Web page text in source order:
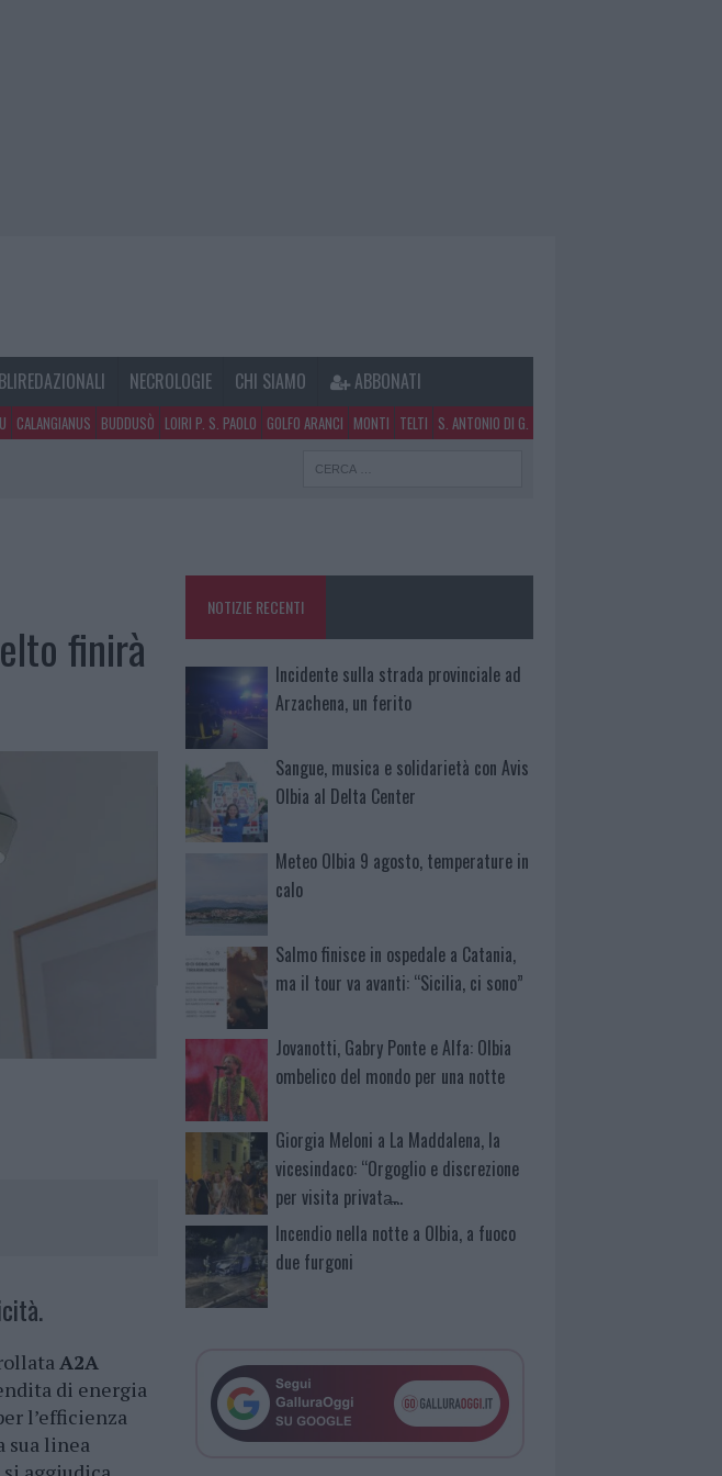
NECROLOGIE CHI SIAMO ABBONATI
CALANGIANUS BUDDUSÒ LOIRI P. S. PAOLO GOLFO ARANCI MONTI TELTI S. ANTONIO DI G.
finirà
A2A
di energia
l’efficienza
sua linea
NOTIZIE RECENTI
Incidente sulla strada provinciale ad
Arzachena, un ferito
Sangue, musica e solidarietà con Avis
Olbia al Delta Center
Meteo Olbia 9 agosto, temperature in
calo
Salmo finisce in ospedale a Catania,
ma il tour va avanti: “Sicilia, ci sono”
Jovanotti, Gabry Ponte e Alfa: Olbia
ombelico del mondo per una notte
Giorgia Meloni a La Maddalena, la
vicesindaco: “Orgoglio e discrezione
per visita privata̶…
Incendio nella notte a Olbia, a fuoco
due furgoni